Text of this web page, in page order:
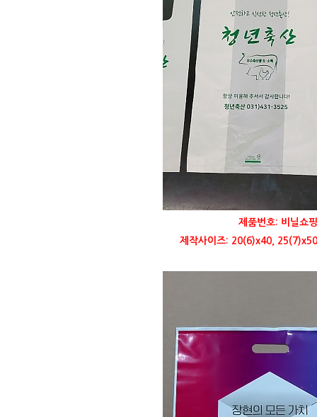
제품번호: 비닐쇼
제작사이즈: 20(6)x40,